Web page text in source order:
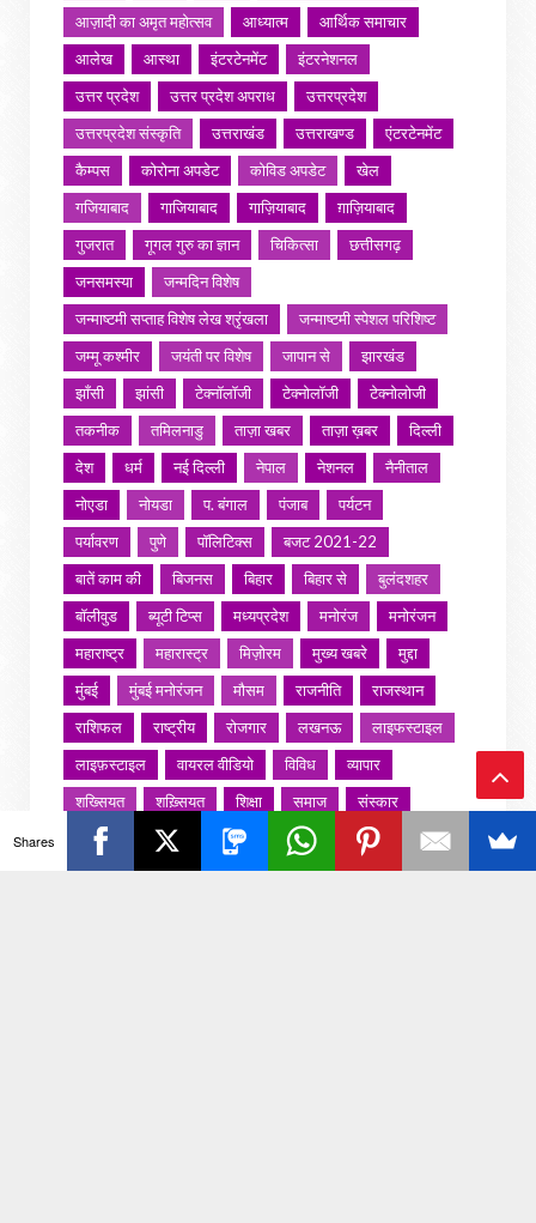
आज़ादी का अमृत महोत्सव
आध्यात्म
आर्थिक समाचार
आलेख
आस्था इंटरटेनमेंट
इंटरनेशनल
उत्तर प्रदेश
उत्तर प्रदेश अपराध
उत्तरप्रदेश
उत्तरप्रदेश संस्कृति
उत्तराखंड उत्तराखण्ड
एंटरटेनमेंट
कैम्पस
कोरोना अपडेट कोविड अपडेट
खेल
गजियाबाद
गाजियाबाद गाज़ियाबाद
ग़ाज़ियाबाद
गुजरात
गूगल गुरु का ज्ञान चिकित्सा
छत्तीसगढ़
जनसमस्या
जन्मदिन विशेष
जन्माष्टमी सप्ताह विशेष लेख श्रृंखला
जन्माष्टमी स्पेशल परिशिष्ट
जम्मू कश्मीर
जयंती पर विशेष जापान से
झारखंड
झाँसी
झांसी टेक्नॉलॉजी टेक्नोलॉजी
टेक्नोलोजी
तकनीक
तमिलनाडु ताज़ा खबर ताज़ा ख़बर
दिल्ली
देश
धर्म नई दिल्ली नेपाल नेशनल
नैनीताल
नोएडा
नोयडा प. बंगाल पंजाब
पर्यटन
पर्यावरण
पुणे पॉलिटिक्स
बजट 2021-22
बातें काम की
बिजनस बिहार बिहार से
बुलंदशहर
बॉलीवुड
ब्यूटी टिप्स मध्यप्रदेश मनोरंज
मनोरंजन
महाराष्ट्र
महारास्ट्र मिज़ोरम मुख्य खबरे
मुद्दा
मुंबई
मुंबई मनोरंजन मौसम राजनीति
राजस्थान
राशिफल
राष्ट्रीय रोजगार लखनऊ
लाइफस्टाइल
लाइफ़स्टाइल
वायरल वीडियो विविध
व्यापार
शख्सियत
शख़्सियत शिक्षा समाज
संस्कार
संस्कृति
साहित्य सरोवर सिटी इवेंट
स्पोर्ट्स
स्वस्थ्य
स्वास्थ स्वास्थ्य हरयाणा
हरियाणा
Ba
ck
Shares